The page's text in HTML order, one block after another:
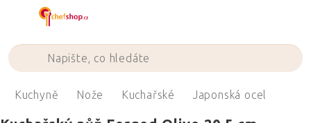
Kuchyně Nože Kuchařské Japonská ocel